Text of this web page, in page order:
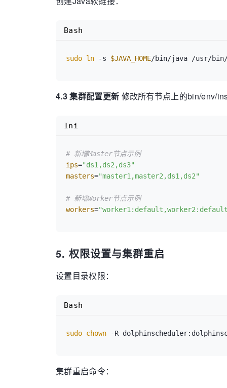
sudo ln -s $JAVA_HOME
Bash
4.3 集群配置更新 修改所有节点上的bin/env/
# 新增Master节点示例
ips="ds1,ds2,ds3"
masters="master1,master2,ds1,ds2"
# 新增Worker节点示例
workers=
Ini
5. 权限设置与集群重启
设置目录权限：
sudo chown
Bash
集群重启命令：